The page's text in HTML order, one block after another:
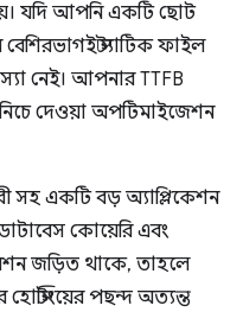
যদি আপনি একটি ছোট
স্ট্যাটিক ফাইল
নেই। আপনার TTFB
দেওয়া অপটিমাইজেশন
সহ একটি বড় অ্যাপ্লিকেশন
কোয়েরি এবং
জড়িত থাকে, তাহলে
পছন্দ অত্যন্ত